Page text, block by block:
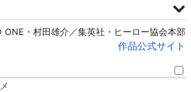
ONE・村田雄介／集英社・ヒーロー協会本部
作品公式サイト